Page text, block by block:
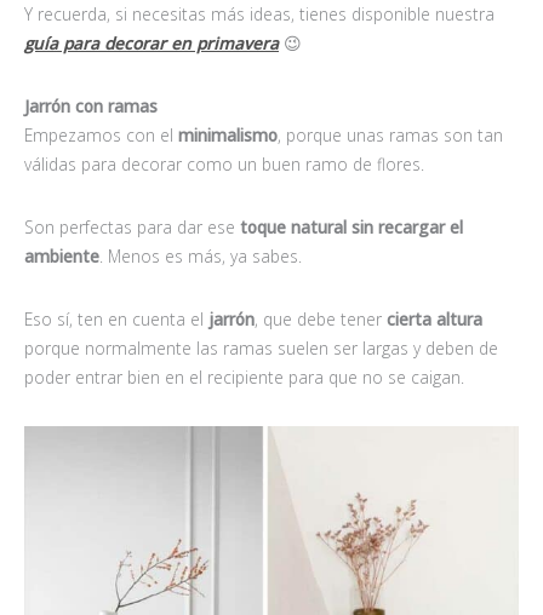
Y recuerda, si necesitas más ideas, tienes disponible nuestra
guía para decorar en primavera😉
Jarrón con ramas
Empezamos con el minimalismo, porque unas ramas son tan
válidas para decorar como un buen ramo de flores.
Son perfectas para dar ese toque natural sin recargar el
ambiente. Menos es más, ya sabes.
Eso sí, ten en cuenta el jarrón, que debe tener cierta altura
porque normalmente las ramas suelen ser largas y deben de
poder entrar bien en el recipiente para que no se caigan.